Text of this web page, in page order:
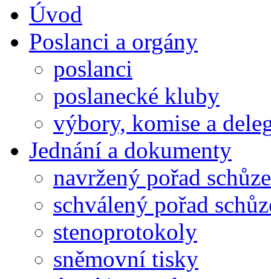
Úvod
Poslanci a orgány
poslanci
poslanecké kluby
výbory, komise a
Jednání a dokumenty
navržený pořad schůze
schválený pořad
stenoprotokoly
sněmovní tisky